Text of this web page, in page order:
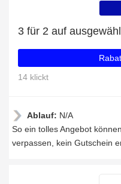
3 für 2 auf
14 klickt
Ablauf: N/A
So ein tolles Angebot
verpassen, kein Gutschein